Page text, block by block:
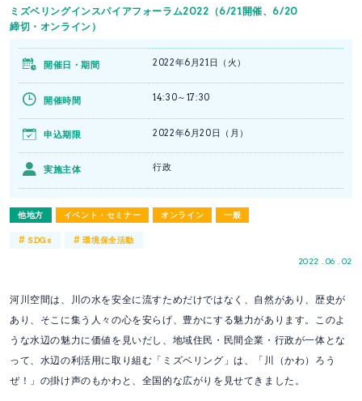
ミズベリングインスパイアフォーラム2022（6/21開催、6/20
締切・オンライン）
他地方 イベント・セミナー オンライン 一般
2022 . 06 . 02
開催日・期間 2022年6月21日（火）
開催時間 14:30～17:30
申込期限 2022年6月20日（月）
実施主体 行政
#SDGs #環境保全活動
河川空間は、川の水を安全に流すためだけではなく、自然があり、歴史が
あり、そこに集う人々の心を安らげ、豊かにする魅力があります。このよ
うな水辺の魅力に価値を見いだし、地域住民・民間企業・行政が一体とな
って、水辺の利活用に取り組む「ミズベリング」は、「川（かわ）ろう
ぜ！」の掛け声のもかわと、全国的な広がりを見せてきました。